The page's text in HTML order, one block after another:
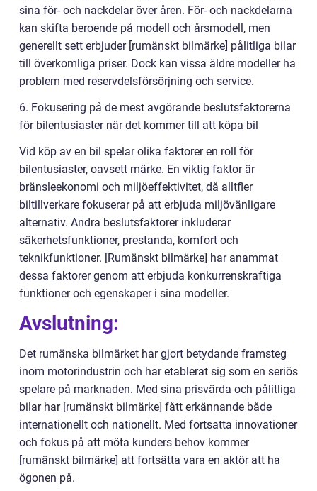
sina för- och nackdelar över åren. För- och nackdelarna
kan skifta beroende på modell och årsmodell, men
generellt sett erbjuder [rumänskt bilmärke] pålitliga bilar
till överkomliga priser. Dock kan vissa äldre modeller ha
problem med reservdelsförsörjning och service.
6. Fokusering på de mest avgörande beslutsfaktorerna
för bilentusiaster när det kommer till att köpa bil
Vid köp av en bil spelar olika faktorer en roll för
bilentusiaster, oavsett märke. En viktig faktor är
bränsleekonomi och miljöeffektivitet, då alltfler
biltillverkare fokuserar på att erbjuda miljövänligare
alternativ. Andra beslutsfaktorer inkluderar
säkerhetsfunktioner, prestanda, komfort och
teknikfunktioner. [Rumänskt bilmärke] har anammat
dessa faktorer genom att erbjuda konkurrenskraftiga
funktioner och egenskaper i sina modeller.
Avslutning:
Det rumänska bilmärket har gjort betydande framsteg
inom motorindustrin och har etablerat sig som en seriös
spelare på marknaden. Med sina prisvärda och pålitliga
bilar har [rumänskt bilmärke] fått erkännande både
internationellt och nationellt. Med fortsatta innovationer
och fokus på att möta kunders behov kommer
[rumänskt bilmärke] att fortsätta vara en aktör att ha
ögonen på.